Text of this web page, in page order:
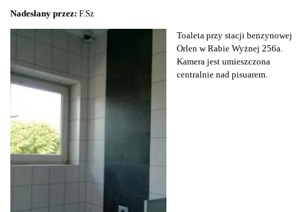
Nadesłany przez: F.Sz
Toaleta przy stacji benzynowej
Orlen w Rabie Wyżnej 256a.
Kamera jest umieszczona
centralnie nad pisuarem.